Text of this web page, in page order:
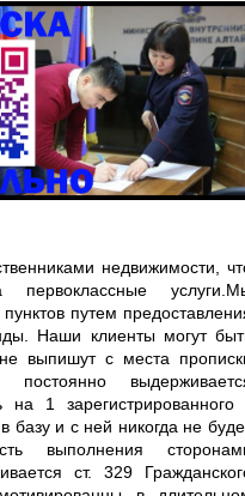
недвижимости,
путем
Наши клиенты могут
выпишут с места
1 зарегистрированного
базу и с ней никогда не
выполнения
ст. 329